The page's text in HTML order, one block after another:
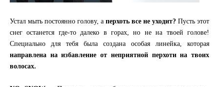
Устал мыть постоянно голову, а перхоть все не уходит? Пусть этот
снег останется где-то далеко в горах, но не на твоей голове!
Специально для тебя была создана особая линейка, которая
направлена на избавление от неприятной перхоти на твоих
волосах.